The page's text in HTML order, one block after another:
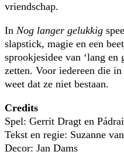
vriendschap.
In Nog langer gelukkig
slapstick, magie en een
sprookjesidee van ‘lang
zetten. Voor iedereen die
weet dat ze niet bestaan.
Credits
Spel: Gerrit Dragt en
Tekst en regie: Suzanne
Decor: Jan Dams